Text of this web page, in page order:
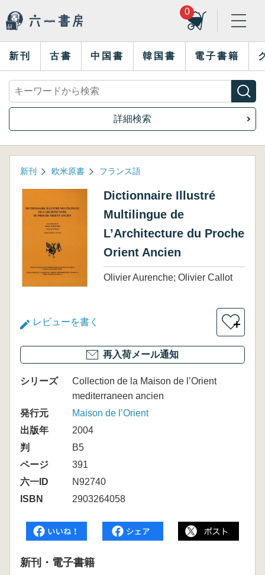
0
新刊 古書 中国書 韓国書 電子書籍
詳細検索
新刊 欧米原書 フランス語
Dictionnaire Illustré
Multilingue de
L’Architecture du Proche
Orient Ancien
Olivier Aurenche; Olivier Callot
レビューを書く ＋
再入荷メール通知
シリーズ
Collection de la Maison de l’Orient
mediterraneen ancien
発行元
Maison de l’Orient
出版年
2004
判
B5
ページ
391
六一ID
N92740
ISBN
2903264058
新刊・電子書籍